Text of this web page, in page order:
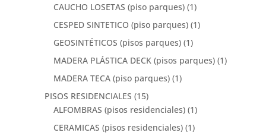
CAUCHO LOSETAS (piso parques) (1)
CESPED SINTETICO (piso parques) (1)
GEOSINTÉTICOS (pisos parques) (1)
MADERA PLÁSTICA DECK (pisos parques) (1)
MADERA TECA (piso parques) (1)
PISOS RESIDENCIALES (15)
ALFOMBRAS (pisos residenciales) (1)
CERAMICAS (pisos residenciales) (1)